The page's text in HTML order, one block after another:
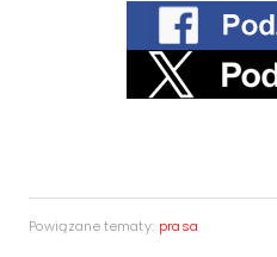
Powiązane tematy: prasa